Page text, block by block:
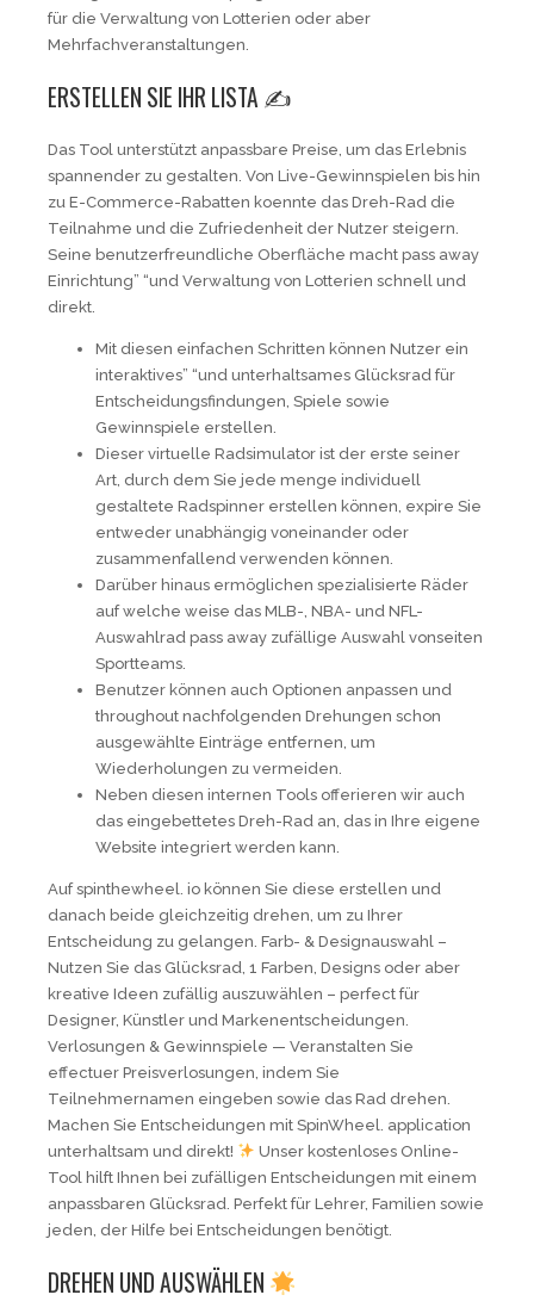
für die Verwaltung von Lotterien oder aber
Mehrfachveranstaltungen.
ERSTELLEN SIE IHR LISTA ✍️
Das Tool unterstützt anpassbare Preise, um das Erlebnis
spannender zu gestalten. Von Live-Gewinnspielen bis hin
zu E-Commerce-Rabatten koennte das Dreh-Rad die
Teilnahme und die Zufriedenheit der Nutzer steigern.
Seine benutzerfreundliche Oberfläche macht pass away
Einrichtung” “und Verwaltung von Lotterien schnell und
direkt.
Mit diesen einfachen Schritten können Nutzer ein
interaktives” “und unterhaltsames Glücksrad für
Entscheidungsfindungen, Spiele sowie
Gewinnspiele erstellen.
Dieser virtuelle Radsimulator ist der erste seiner
Art, durch dem Sie jede menge individuell
gestaltete Radspinner erstellen können, expire Sie
entweder unabhängig voneinander oder
zusammenfallend verwenden können.
Darüber hinaus ermöglichen spezialisierte Räder
auf welche weise das MLB-, NBA- und NFL-
Auswahlrad pass away zufällige Auswahl vonseiten
Sportteams.
Benutzer können auch Optionen anpassen und
throughout nachfolgenden Drehungen schon
ausgewählte Einträge entfernen, um
Wiederholungen zu vermeiden.
Neben diesen internen Tools offerieren wir auch
das eingebettetes Dreh-Rad an, das in Ihre eigene
Website integriert werden kann.
Auf spinthewheel. io können Sie diese erstellen und
danach beide gleichzeitig drehen, um zu Ihrer
Entscheidung zu gelangen. Farb- & Designauswahl –
Nutzen Sie das Glücksrad, 1 Farben, Designs oder aber
kreative Ideen zufällig auszuwählen – perfect für
Designer, Künstler und Markenentscheidungen.
Verlosungen & Gewinnspiele — Veranstalten Sie
effectuer Preisverlosungen, indem Sie
Teilnehmernamen eingeben sowie das Rad drehen.
Machen Sie Entscheidungen mit SpinWheel. application
unterhaltsam und direkt!
Unser kostenloses Online-
Tool hilft Ihnen bei zufälligen Entscheidungen mit einem
anpassbaren Glücksrad. Perfekt für Lehrer, Familien sowie
jeden, der Hilfe bei Entscheidungen benötigt.
DREHEN UND AUSWÄHLEN